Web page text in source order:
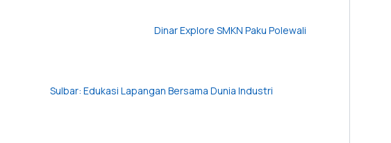
Dinar Explore SMKN Paku Polewali
Sulbar: Edukasi Lapangan Bersama Dunia Industri